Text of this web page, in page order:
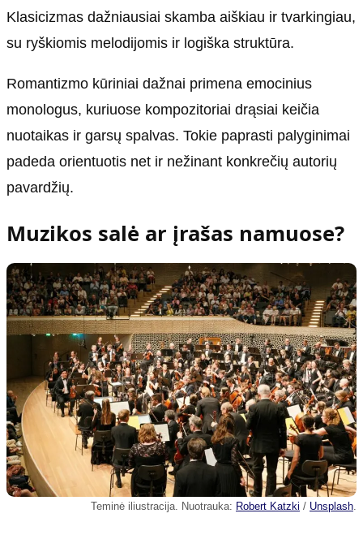
Klasicizmas dažniausiai skamba aiškiau ir tvarkingiau,
su ryškiomis melodijomis ir logiška struktūra.
Romantizmo kūriniai dažnai primena emocinius
monologus, kuriuose kompozitoriai drąsiai keičia
nuotaikas ir garsų spalvas. Tokie paprasti palyginimai
padeda orientuotis net ir nežinant konkrečių autorių
pavardžių.
Muzikos salė ar įrašas namuose?
Teminė iliustracija. Nuotrauka: Robert Katzki / Unsplash